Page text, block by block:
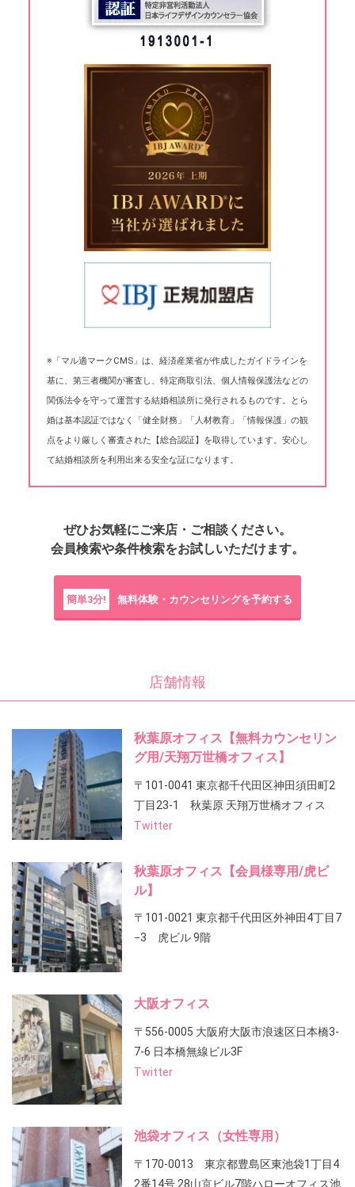
※「マル適マークCMS」は、経済産業省が作成したガイドラインを
基に、第三者機関が審査し、特定商取引法、個人情報保護法などの
関係法令を守って運営する結婚相談所に発行されるものです。とら
婚は基本認証ではなく「健全財務」「人材教育」「情報保護」の観
点をより厳しく審査された【総合認証】を取得しています。安心し
て結婚相談所を利用出来る安全な証になります。
ぜひお気軽にご来店・ご相談ください。
会員検索や条件検索をお試しいただけます。
簡単3分! 無料体験・カウンセリングを予約する
店舗情報
秋葉原オフィス【無料カウンセリン
グ用/天翔万世橋オフィス】
〒101-0041 東京都千代田区神田須田町2
丁目23-1 秋葉原 天翔万世橋オフィス
Twitter
秋葉原オフィス【会員様専用/虎ビ
ル】
〒101-0021 東京都千代田区外神田4丁目7
−3 虎ビル 9階
大阪オフィス
〒556-0005 大阪府大阪市浪速区日本橋3-
7-6 日本橋無線ビル3F
Twitter
池袋オフィス（女性専用）
〒170-0013 東京都豊島区東池袋1丁目4
2番14号 28山京ビル7階ハローオフィス池